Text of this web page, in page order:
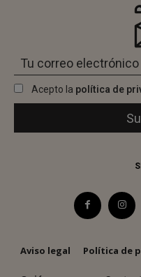
Acepto la política de
Aviso legal Política de